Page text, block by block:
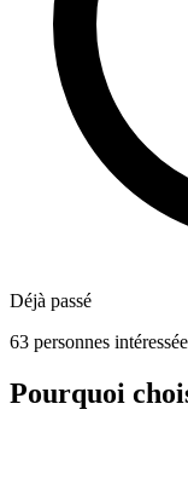
Déjà passé
63 personnes
Pourquoi